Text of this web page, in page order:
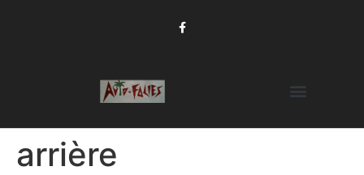
arrière